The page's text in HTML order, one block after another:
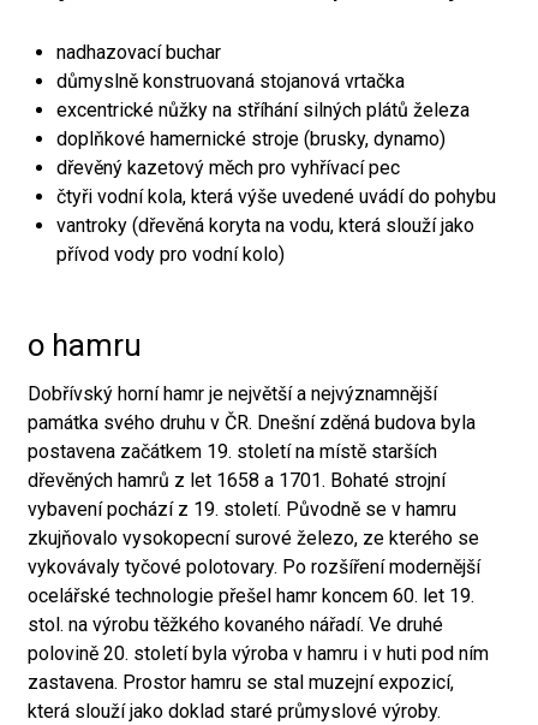
nadhazovací buchar
důmyslně konstruovaná stojanová vrtačka
excentrické nůžky na stříhání silných plátů železa
doplňkové hamernické stroje (brusky, dynamo)
dřevěný kazetový měch pro vyhřívací pec
čtyři vodní kola, která výše uvedené uvádí do pohybu
vantroky (dřevěná koryta na vodu, která slouží jako
přívod vody pro vodní kolo)
o hamru
Dobřívský horní hamr je největší a nejvýznamnější
památka svého druhu v ČR. Dnešní zděná budova byla
postavena začátkem 19. století na místě starších
dřevěných hamrů z let 1658 a 1701. Bohaté strojní
vybavení pochází z 19. století. Původně se v hamru
zkujňovalo vysokopecní surové železo, ze kterého se
vykovávaly tyčové polotovary. Po rozšíření modernější
ocelářské technologie přešel hamr koncem 60. let 19.
stol. na výrobu těžkého kovaného nářadí. Ve druhé
polovině 20. století byla výroba v hamru i v huti pod ním
zastavena. Prostor hamru se stal muzejní expozicí,
která slouží jako doklad staré průmyslové výroby.